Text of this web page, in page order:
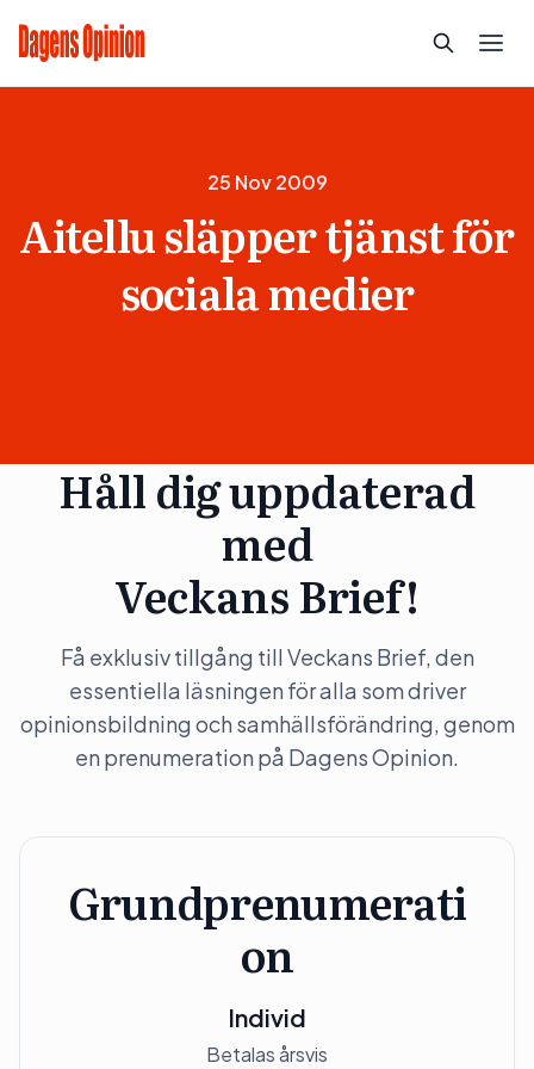
25 Nov 2009
Aitellu släpper tjänst för
sociala medier
Håll dig uppdaterad
med
Veckans Brief!
Få exklusiv tillgång till Veckans Brief, den
essentiella läsningen för alla som driver
opinionsbildning och samhällsförändring, genom
en prenumeration på Dagens Opinion.
Grundprenumerati
on
Individ
Betalas årsvis